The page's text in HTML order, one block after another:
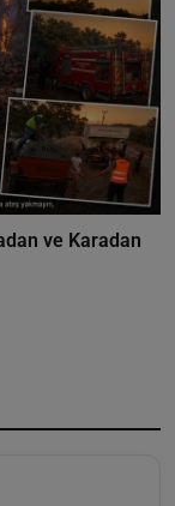
ve Karadan